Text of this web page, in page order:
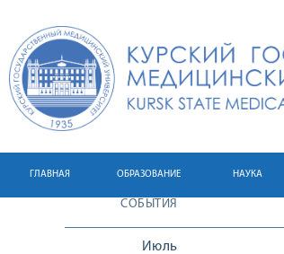
ГЛАВНАЯ ОБРАЗОВАНИЕ НАУКА
СОБЫТИЯ
Июль